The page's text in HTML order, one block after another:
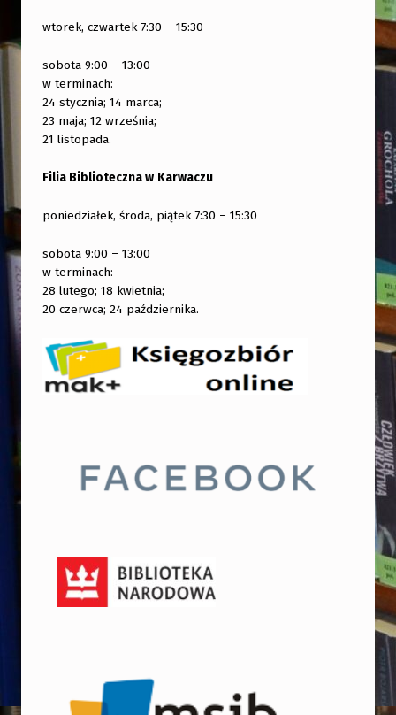
wtorek, czwartek 7:30 – 15:30
sobota 9:00 – 13:00
w terminach:
24 stycznia; 14 marca;
23 maja; 12 września;
21 listopada.
Filia Biblioteczna w Karwaczu
poniedziałek, środa, piątek 7:30 – 15:30
sobota 9:00 – 13:00
w terminach:
28 lutego; 18 kwietnia;
20 czerwca; 24 października.